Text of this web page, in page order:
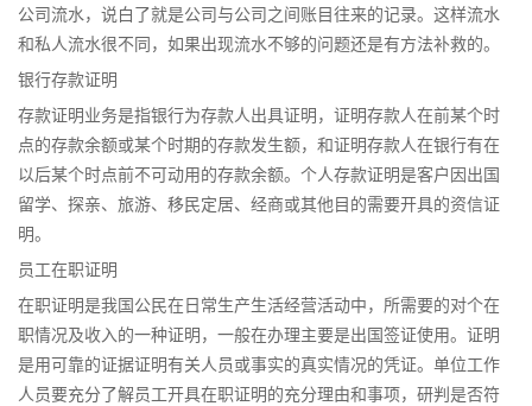
公司流水，说白了就是公司与公司之间账目往来的记录。这样流水
和私人流水很不同，如果出现流水不够的问题还是有方法补救的。
银行存款证明
存款证明业务是指银行为存款人出具证明，证明存款人在前某个时
点的存款余额或某个时期的存款发生额，和证明存款人在银行有在
以后某个时点前不可动用的存款余额。个人存款证明是客户因出国
留学、探亲、旅游、移民定居、经商或其他目的需要开具的资信证
明。
员工在职证明
在职证明是我国公民在日常生产生活经营活动中，所需要的对个在
职情况及收入的一种证明，一般在办理主要是出国签证使用。证明
是用可靠的证据证明有关人员或事实的真实情况的凭证。单位工作
人员要充分了解员工开具在职证明的充分理由和事项，研判是否符